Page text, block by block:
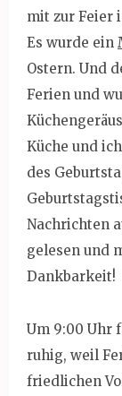
mit zur Feier
Es wurde ein
Ostern. Und
Ferien und
Küche und
des
Nachrichten
gelesen und
Dankbarkeit!
Um 9:00 Uhr
ruhig, weil
friedlichen